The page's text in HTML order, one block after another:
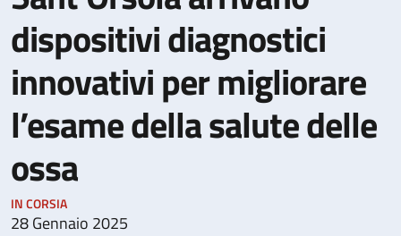
dispositivi diagnostici
innovativi per migliorare
l’esame della salute delle
ossa
IN CORSIA
28 Gennaio 2025